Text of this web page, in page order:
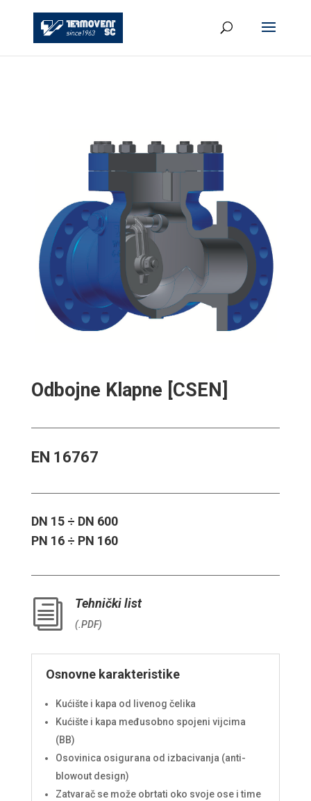
Odbojne Klapne [CSEN]
EN 16767
DN 15 ÷ DN 600
PN 16 ÷ PN 160
i Tehnički list
(.PDF)
Osnovne karakteristike
Kućište i kapa od livenog čelika
Kućište i kapa međusobno spojeni vijcima
(BB)
Osovinica osigurana od izbacivanja (anti-
blowout design)
Zatvarač se može obrtati oko svoje ose i time